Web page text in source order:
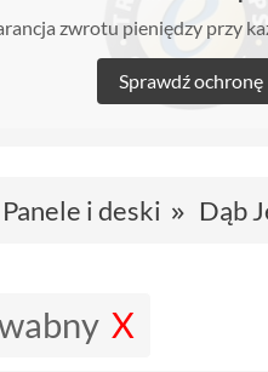
zwrotu pieniędzy przy
Sprawdź ochronę
Panele i deski Dąb